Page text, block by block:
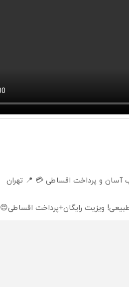
و پرداخت اقساطی 💳 📍 تهران
ویزیت رایگان+پرداخت اقساطی😍